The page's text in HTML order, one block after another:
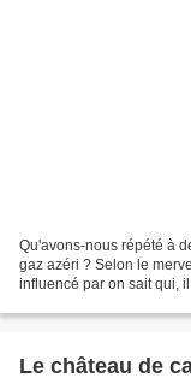
Qu'avons-nous répété à
gaz azéri ? Selon le
influencé par on sait qui,
Le château de